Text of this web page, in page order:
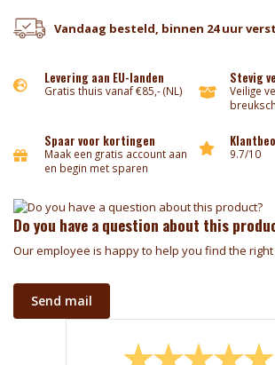
Vandaag besteld, binnen 24 uur
Levering aan EU-landen
Gratis thuis vanaf €85,- (NL)
Stevig
Veilige
Spaar voor kortingen
Maak een gratis account aan
en begin met sparen
9.7/10
Do you have a question about this
Our employee is happy to help you find the
Send mail